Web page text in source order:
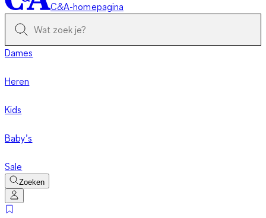
C&A-homepagina
Dames
Heren
Kids
Baby’s
Sale
Zoeken